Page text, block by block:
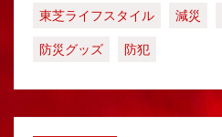
東芝ライフスタイル
減災
防災グッズ
防犯